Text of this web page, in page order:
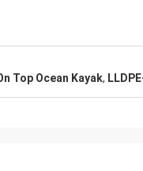
Top Ocean Kayak,